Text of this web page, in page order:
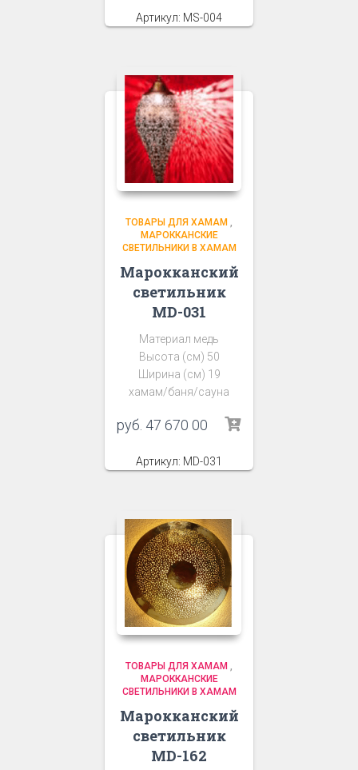
Артикул: MS-004
ТОВАРЫ ДЛЯ ХАМАМ
МАРОККАНСКИЕ
СВЕТИЛЬНИКИ В ХАМАМ
Марокканский
светильник
MD-031
Материал медь
Высота (см) 50
Ширина (см) 19
хамам/баня/сауна
руб. 47 670 00
Артикул: MD-031
ТОВАРЫ ДЛЯ ХАМАМ ,
МАРОККАНСКИЕ
СВЕТИЛЬНИКИ В ХАМАМ
Марокканский
светильник
MD-162